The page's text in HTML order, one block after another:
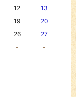
12
13
19
20
26
27
- -